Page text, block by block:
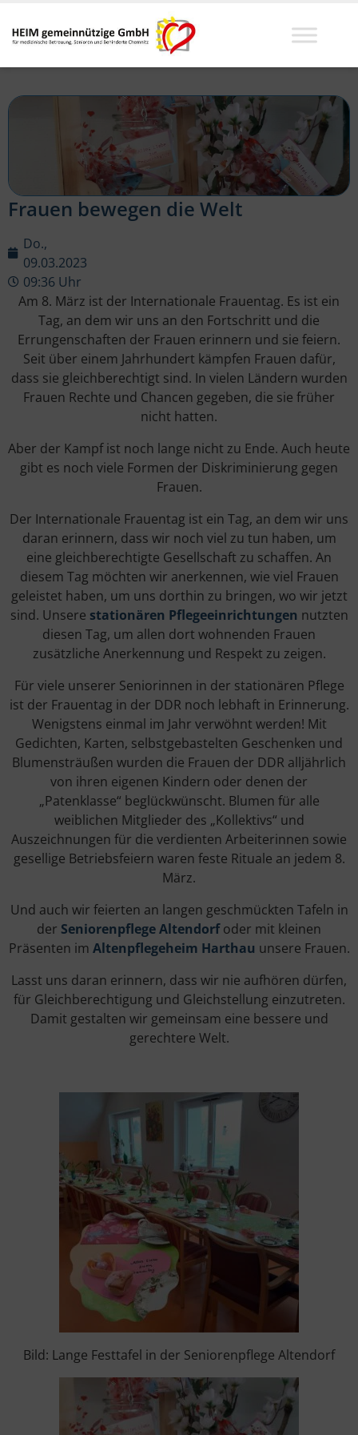
Frauen bewegen die Welt
Do.,
09.03.2023
09:36 Uhr
Am 8. März ist der Internationale Frauentag. Es ist ein
Tag, an dem wir uns an den Fortschritt und die
Errungenschaften der Frauen erinnern und sie feiern.
Seit über einem Jahrhundert kämpfen Frauen dafür,
dass sie gleichberechtigt sind. In vielen Ländern wurden
Frauen Rechte und Chancen gegeben, die sie früher
nicht hatten.
Aber der Kampfist noch lange nicht zu Ende. Auch heute
gibt es noch viele Formen der Diskriminierung gegen
Frauen.
Der Internationale Frauentag ist ein Tag, an dem wir uns
daran erinnern, dass wir noch viel zu tun haben, um
eine gleichberechtigte Gesellschaft zu schaffen. An
diesem Tag möchten wir anerkennen, wie viel Frauen
geleistet haben, um uns dorthin zu bringen, wo wir jetzt
sind. Unsere stationären Pflegeeinrichtungen nutzten
diesen Tag, um allen dort wohnenden Frauen
zusätzliche Anerkennung und Respekt zu zeigen.
Für viele unserer Seniorinnen in der stationären Pflege
ist der Frauentag in der DDR noch lebhaft in Erinnerung.
Wenigstens einmal im Jahr verwöhnt werden! Mit
Gedichten, Karten, selbstgebastelten Geschenken und
Blumensträußen wurden die Frauen der DDR alljährlich
von ihren eigenen Kindern oder denen der
„Patenklasse“ beglückwünscht. Blumen für alle
weiblichen Mitglieder des „Kollektivs“ und
Auszeichnungen für die verdienten Arbeiterinnen sowie
gesellige Betriebsfeiern waren feste Rituale an jedem 8.
März.
Und auch wir feierten an langen geschmückten Tafeln in
der Seniorenpflege Altendorfoder mit kleinen
Präsenten im Altenpflegeheim Harthau unsere Frauen.
Lasst uns daran erinnern, dass wir nie aufhören dürfen,
für Gleichberechtigung und Gleichstellung einzutreten.
Damit gestalten wir gemeinsam eine bessere und
gerechtere Welt.
Bild: Lange Festtafel in der Seniorenpflege Altendorf